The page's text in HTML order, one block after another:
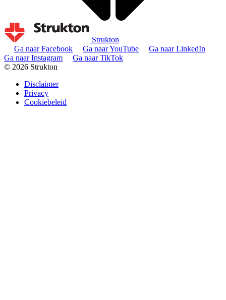
Strukton
Ga naar Facebook
Ga naar YouTube
Ga naar LinkedIn
Ga naar Instagram
Ga naar TikTok
© 2026 Strukton
Disclaimer
Privacy
Cookiebeleid